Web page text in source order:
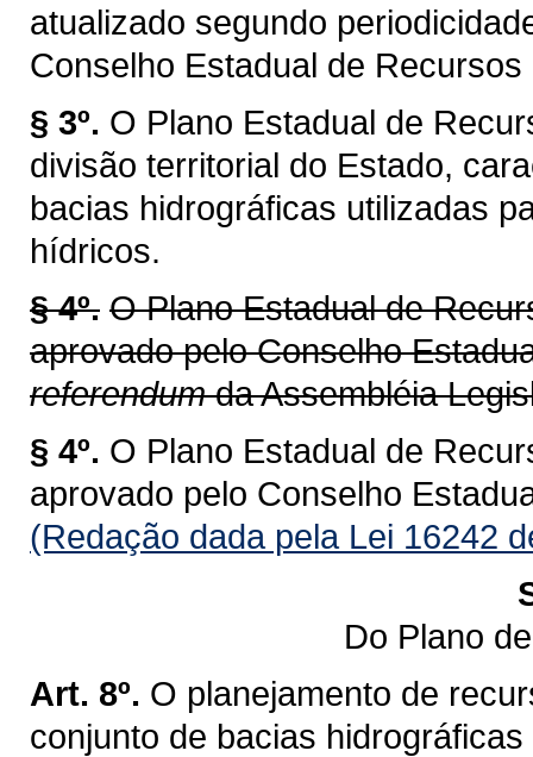
atualizado segundo
Conselho Estadual de
§ 3º. O Plano Estadual de
divisão territorial do Estado,
bacias hidrográficas utilizadas
hídricos.
§ 4º. O Plano Estadual de
aprovado pelo Conselho
referendumda Assembléia
§ 4º. O Plano Estadual de
aprovado pelo Conselho
(Redação dada pela Lei 16242
Do Plano
Art. 8º. O planejamento de
conjunto de bacias